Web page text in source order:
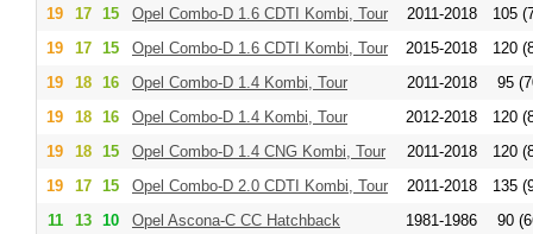
19
17 15 Opel Combo-D 1.6 CDTI Kombi, Tour 2011-2018
105
19
17 15 Opel Combo-D 1.6 CDTI Kombi, Tour 2015-2018
120
19
18 16 Opel Combo-D 1.4 Kombi, Tour 2011-2018
95
19
18 16 Opel Combo-D 1.4 Kombi, Tour 2012-2018
120
19
18 15 Opel Combo-D 1.4 CNG Kombi, Tour 2011-2018
120
19
17 15 Opel Combo-D 2.0 CDTI Kombi, Tour 2011-2018
135
11
13 10 Opel Ascona-C CC Hatchback 1981-1986
90